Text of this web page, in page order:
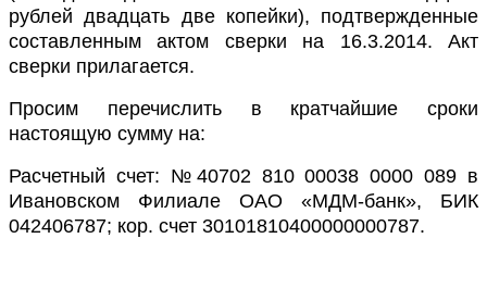
рублей двадцать две копейки), подтвержденные
составленным актом сверки на 16.3.2014. Акт
сверки прилагается.
Просим перечислить в кратчайшие сроки
настоящую сумму на:
Расчетный счет: №40702 810 00038 0000 089 в
Ивановском Филиале ОАО «МДМ-банк», БИК
042406787; кор. счет 30101810400000000787.